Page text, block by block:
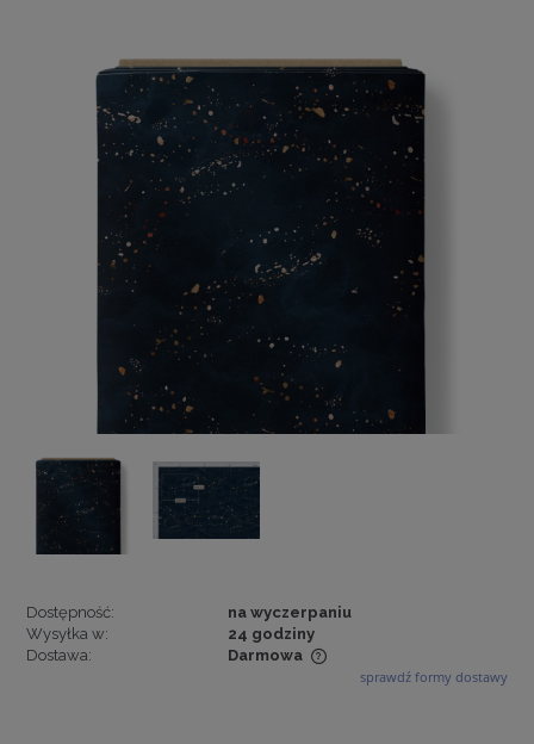
Dostępność:
na wyczerpaniu
Wysyłka w:
24 godziny
Dostawa:
Darmowa
Cena nie zawiera ewentualnych kosztów płatności
sprawdź formy dostawy